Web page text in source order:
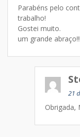
Parabéns pelo
trabalho!
Gostei muito.
um grande abraço!!!
21
Obrigada,